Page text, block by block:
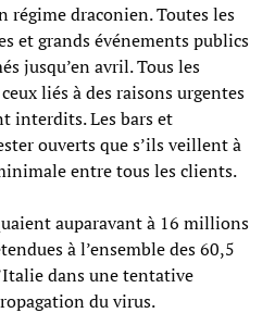
régime draconien. Toutes les
et grands événements publics
jusqu’en avril. Tous les
liés à des raisons urgentes
interdits. Les bars et
ouverts que s’ils veillent à
entre tous les clients.
auparavant à 16 millions
à l’ensemble des 60,5
dans une tentative
du virus.